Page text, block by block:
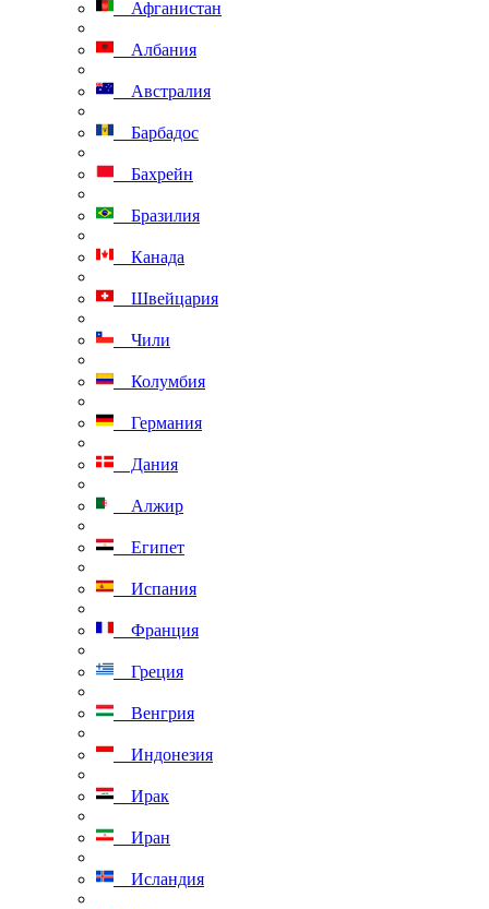
Афганистан
Албания
Австралия
Барбадос
Бахрейн
Бразилия
Канада
Швейцария
Чили
Колумбия
Германия
Дания
Алжир
Египет
Испания
Франция
Греция
Венгрия
Индонезия
Ирак
Иран
Исландия